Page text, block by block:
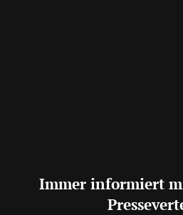
Immer informiert